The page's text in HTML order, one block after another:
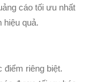
cáo tối ưu nhất
hiệu quả.
điểm riêng biệt.